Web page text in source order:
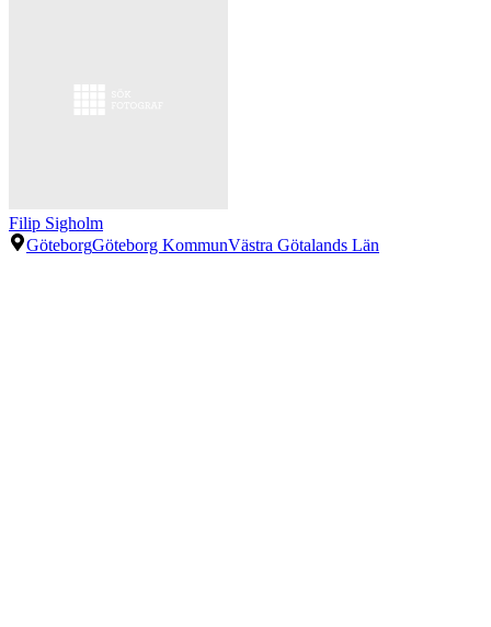
Filip Sigholm
GöteborgGöteborg KommunVästra Götalands Län